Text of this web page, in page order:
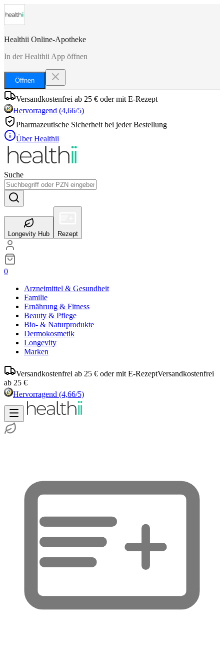
Healthii Online-Apotheke
In der Healthii App öffnen
Öffnen
Versandkostenfrei ab 25 € oder mit E-Rezept
Hervorragend (4,66/5)
Pharmazeutische Sicherheit bei jeder Bestellung
Über Healthii
Suche
Longevity Hub Rezept
0
Arzneimittel & Gesundheit
Familie
Ernährung & Fitness
Beauty & Pflege
Bio- & Naturprodukte
Dermokosmetik
Longevity
Marken
Versandkostenfrei ab 25 € oder mit E-RezeptVersandkostenfrei
ab 25 €
Hervorragend (4,66/5)